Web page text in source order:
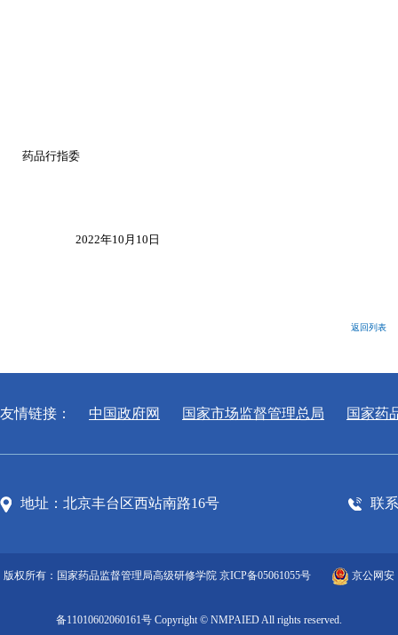
药品行指委
2022年10 月10日
返回列表
友情链接： 中国政府网 国家市场监督管理总局 国家药
地址：北京丰台区西站南路16号 联
版权所有：国家药品监督管理局高级研修学院 京ICP备05061055号 京公网安
备11010602060161号 Copyright © NMPAIED All rights reserved.